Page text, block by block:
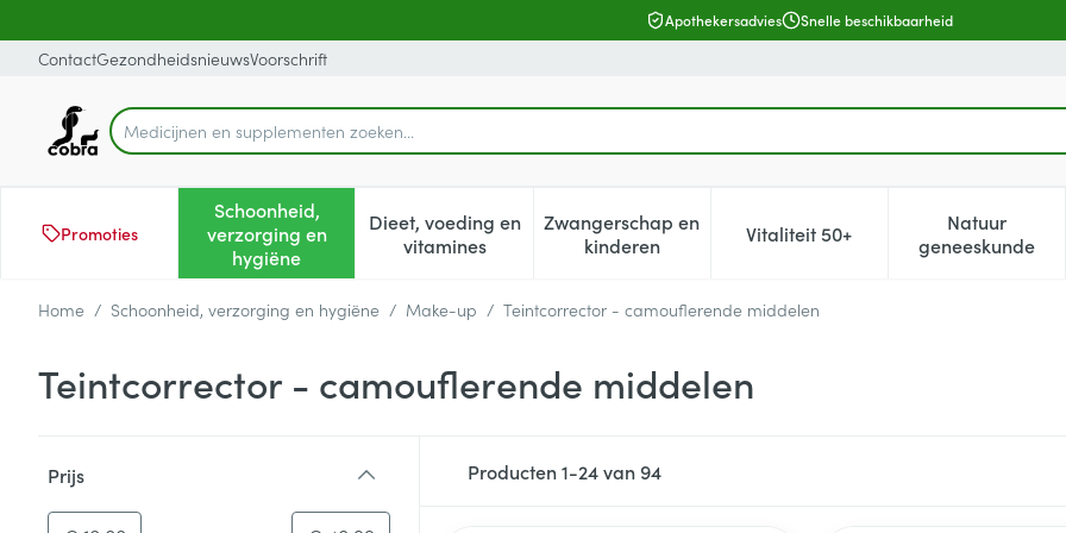
Apothekersadvies Snelle beschikbaarheid
ContactGezondheidsnieuwsVoorschrift
Product, merk, categorie...
Medicijnen e
Promoties
Schoonheid,
verzorging en
hygiëne
Toon submenu voor Schoonheid, verzorging en hygiëne categorie
Dieet, voeding en
vitaminesToon submenu voor Dieet, voeding en vitamines categorie
Zwangerschap en
kinderenToon submenu voor Zwangerschap en kinderen
Vitaliteit 50+Toon submenu voor Vitaliteit
Natuur
geneeskunde
Toon
Home / Schoonheid, verzorging en hygiëne / Make-up / Teintcorrector - camouflerende middelen
Teintcorrector - camouflerende middelen
Prijs
Producten1-24van94